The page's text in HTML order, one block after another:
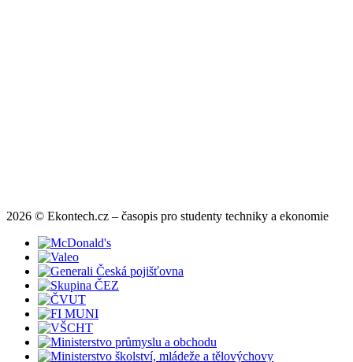
2026 © Ekontech.cz – časopis pro studenty techniky a ekonomie